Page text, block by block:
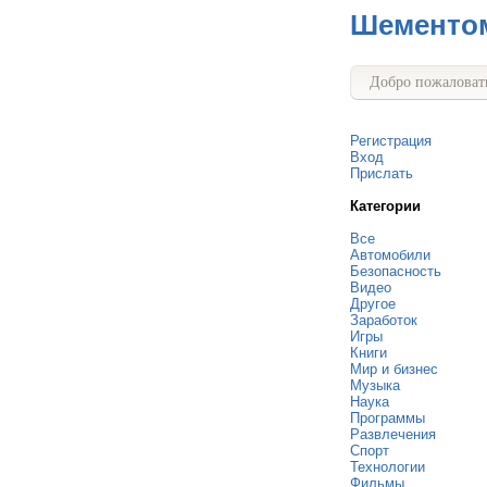
Добро
Регистрация
Вход
Прислать
Категории
Все
Автомобили
Безопасность
Видео
Другое
Заработок
Игры
Книги
Мир и бизнес
Музыка
Наука
Программы
Развлечения
Спорт
Технологии
Фильмы